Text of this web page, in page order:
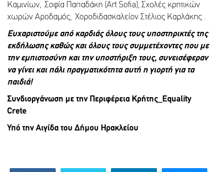
Καμινίων, Σοφία Παπαδάκη (Art Sofia), Σχολές κρητικών
χωρών Αροδαμός, Χοροδιδασκαλείον Στέλιος Καρλάκης .
Ευχαριστούμε από καρδιάς όλους τους υποστηρικτές της
εκδήλωσης καθώς και όλους τους συμμετέχοντες που με
την εμπιστοσύνη και την υποστήριξη τους, συνεισέφεραν
να γίνει και πάλι πραγματικότητα αυτή η γιορτή για τα
παιδιά!
Συνδιοργάνωση με την Περιφέρεια Κρήτης_Equality
Crete
Υπό την Αιγίδα του Δήμου Ηρακλείου